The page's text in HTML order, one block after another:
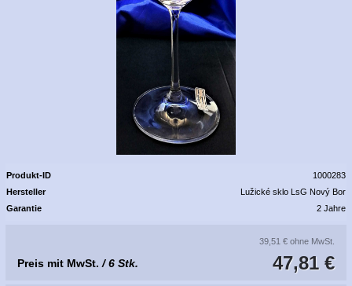
Produkt-ID
1000283
Hersteller
Lužické sklo LsG Nový Bor
Garantie
2 Jahre
39,51 € ohne MwSt.
47,81 €
Preis mit MwSt. / 6 Stk.